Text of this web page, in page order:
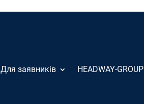
Для заявників HEADWAY-GROUP